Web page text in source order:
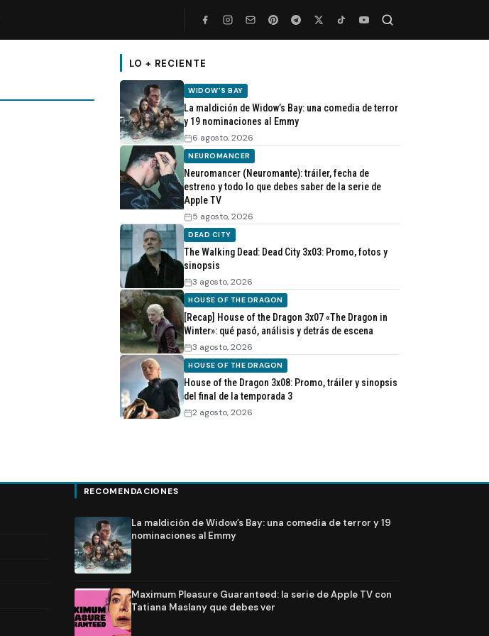
LO + RECIENTE
WIDOW'S BAY
La maldición de Widow’s Bay: una comedia de terror
y 19 nominaciones al Emmy
6 agosto, 2026
NEUROMANCER
Neuromancer (Neuromante): tráiler, fecha de
estreno y todo lo que debes saber de la serie de
Apple TV
5 agosto, 2026
DEAD CITY
The Walking Dead: Dead City 3x03: Promo, fotos y
sinopsis
3 agosto, 2026
HOUSE OF THE DRAGON
[Recap] House of the Dragon 3x07 «The Dragon in
Winter»: qué pasó, análisis y detrás de escena
3 agosto, 2026
HOUSE OF THE DRAGON
House of the Dragon 3x08: Promo, tráiler y sinopsis
del final de la temporada 3
2 agosto, 2026
RECOMENDACIONES
La maldición de Widow’s Bay: una comedia de terror y 19
nominaciones al Emmy
Maximum Pleasure Guaranteed: la serie de Apple TV con
Tatiana Maslany que debes ver